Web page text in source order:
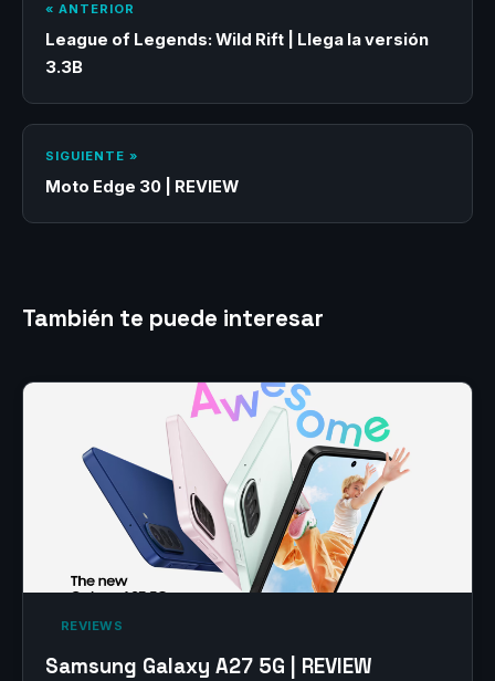
« ANTERIOR
League of Legends: Wild Rift | Llega la versión
3.3B
SIGUIENTE »
Moto Edge 30 | REVIEW
También te puede interesar
‎ REVIEWS‎
Samsung Galaxy A27 5G | REVIEW